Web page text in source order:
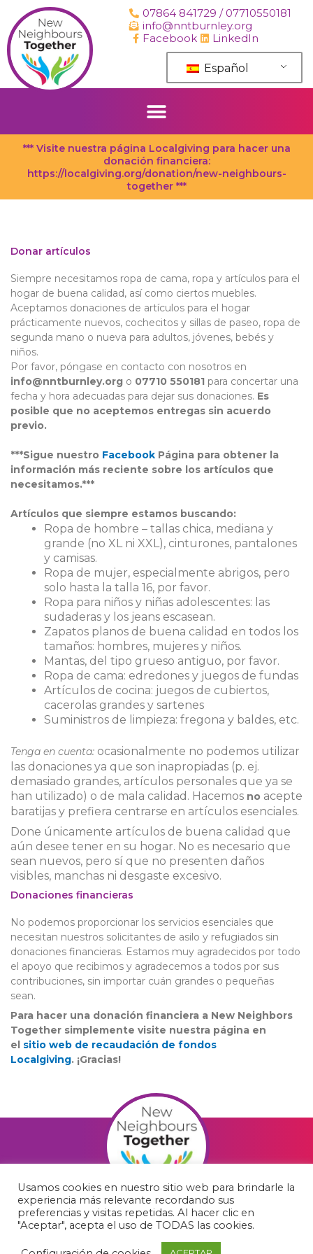
contenido
07864 841729 / 07710550181
info@nntburnley.org
Facebook
LinkedIn
Español
*** Visite nuestra página Localgiving para hacer una
donación financiera:
https://localgiving.org/donation/new-neighbours-
together ***
Donar artículos
Siempre necesitamos ropa de cama, ropa y artículos para el
hogar de buena calidad, así como ciertos muebles.
Aceptamos donaciones de artículos para el hogar
prácticamente nuevos, cochecitos y sillas de paseo, ropa de
segunda mano o nueva para adultos, jóvenes, bebés y
niños.
Por favor, póngase en contacto con nosotros en
info@nntburnley.org o 07710 550181 para concertar una
fecha y hora adecuadas para dejar sus donaciones. Es
posible que no aceptemos entregas sin acuerdo
previo.
***Sigue nuestro Facebook Página para obtener la
información más reciente sobre los artículos que
necesitamos.***
Artículos que siempre estamos buscando:
Ropa de hombre – tallas chica, mediana y
grande (no XL ni XXL), cinturones, pantalones
y camisas.
Ropa de mujer, especialmente abrigos, pero
solo hasta la talla 16, por favor.
Ropa para niños y niñas adolescentes: las
sudaderas y los jeans escasean.
Zapatos planos de buena calidad en todos los
tamaños: hombres, mujeres y niños.
Mantas, del tipo grueso antiguo, por favor.
Ropa de cama: edredones y juegos de fundas
Artículos de cocina: juegos de cubiertos,
cacerolas grandes y sartenes
Suministros de limpieza: fregona y baldes, etc.
Tenga en cuenta: ocasionalmente no podemos utilizar
las donaciones ya que son inapropiadas (p. ej.
demasiado grandes, artículos personales que ya se
han utilizado) o de mala calidad. Hacemos no acepte
baratijas y prefiera centrarse en artículos esenciales.
Done únicamente artículos de buena calidad que
aún desee tener en su hogar. No es necesario que
sean nuevos, pero sí que no presenten daños
visibles, manchas ni desgaste excesivo.
Donaciones financieras
No podemos proporcionar los servicios esenciales que
necesitan nuestros solicitantes de asilo y refugiados sin
donaciones financieras. Estamos muy agradecidos por todo
el apoyo que recibimos y agradecemos a todos por sus
contribuciones, sin importar cuán grandes o pequeñas
sean.
Para hacer una donación financiera a New Neighbors
Together simplemente visite nuestra página en
el sitio web de recaudación de fondos
Localgiving. ¡Gracias!
F
a
c
Usamos cookies en nuestro sitio web para brindarle la
experiencia más relevante recordando sus
preferencias y visitas repetidas. Al hacer clic en
"Aceptar", acepta el uso de TODAS las cookies.